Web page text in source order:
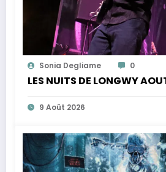
Sonia Degliame 0
LES NUITS DE LONGWY
9 Août 2026